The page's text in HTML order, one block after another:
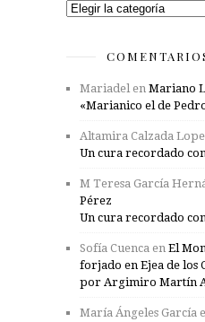
Categorías
Mariadelen Mariano
«Marianico el de
Altamira Calzada
Un cura recordado
M Teresa García
Pérez
Un cura recordado
Sofía Cuenca en El
forjado en Ejea de los
por Argimiro Martín
María Ángeles García